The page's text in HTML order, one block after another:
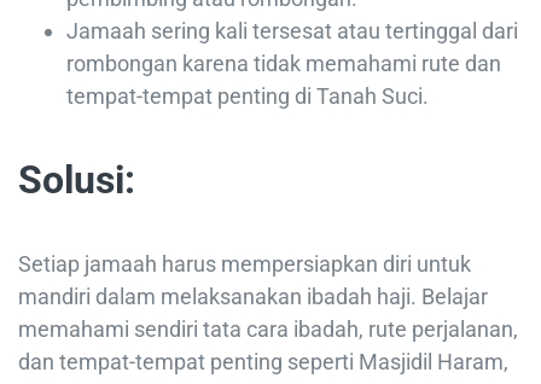
Jamaah sering kali tersesat atau tertinggal dari
rombongan karena tidak memahami rute dan
tempat-tempat penting di Tanah Suci.
Solusi:
Setiap jamaah harus mempersiapkan diri untuk
mandiri dalam melaksanakan ibadah haji. Belajar
memahami sendiri tata cara ibadah, rute perjalanan,
dan tempat-tempat penting seperti Masjidil Haram,